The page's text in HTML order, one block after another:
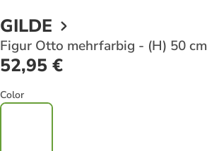
GILDE
Figur Otto mehrfarbig - (H) 50 cm
52,95 €
Color